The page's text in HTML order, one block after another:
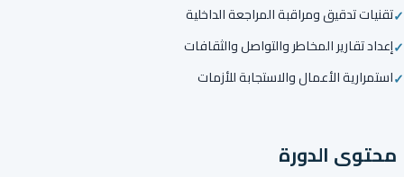
تقنيات تدقيق ومراقبة المراجعة الداخلية
إعداد تقارير المخاطر والتواصل والثقافات
استمرارية الأعمال والاستجابة للأزمات
محتوى الدورة